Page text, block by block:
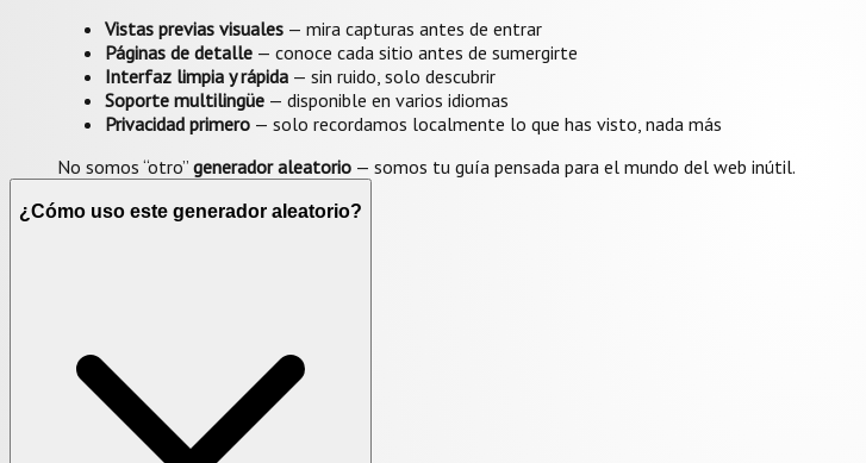
Vistas previas visuales — mira capturas antes de entrar
Páginas de detalle — conoce cada sitio antes de sumergirte
Interfaz limpia y rápida — sin ruido, solo descubrir
Soporte multilingüe — disponible en varios idiomas
Privacidad primero — solo recordamos localmente lo que has visto, nada más
No somos “otro” generador aleatorio — somos tu guía pensada para el mundo del web inútil.
¿Cómo uso este generador aleatorio?